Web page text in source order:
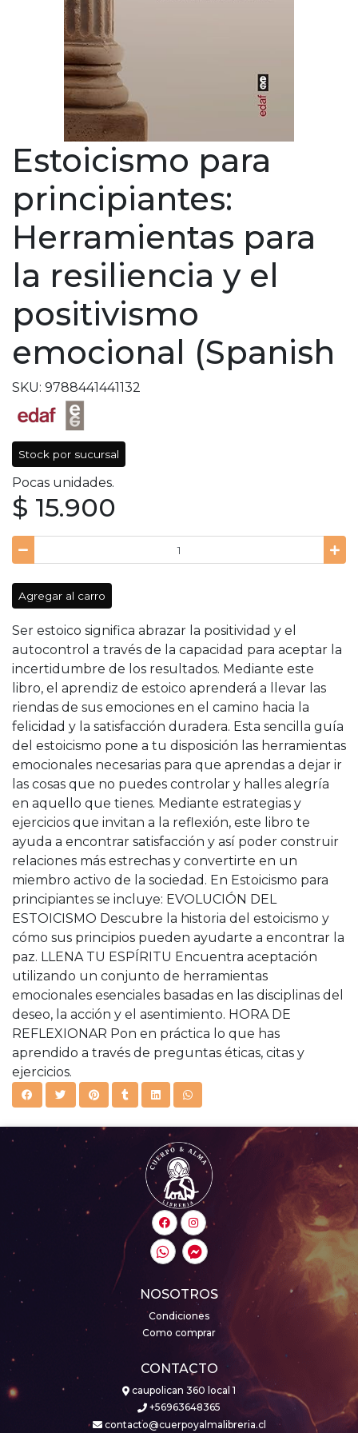
Estoicismo para
principiantes:
Herramientas para
la resiliencia y el
positivismo
emocional (Spanish
SKU: 9788441441132
Stock por sucursal
Pocas unidades.
$ 15.900
Agregar al carro
Ser estoico significa abrazar la positividad y el
autocontrol a través de la capacidad para aceptar la
incertidumbre de los resultados. Mediante este
libro, el aprendiz de estoico aprenderá a llevar las
riendas de sus emociones en el camino hacia la
felicidad y la satisfacción duradera. Esta sencilla guía
del estoicismo pone a tu disposición las herramientas
emocionales necesarias para que aprendas a dejar ir
las cosas que no puedes controlar y halles alegría
en aquello que tienes. Mediante estrategias y
ejercicios que invitan a la reflexión, este libro te
ayuda a encontrar satisfacción y así poder construir
relaciones más estrechas y convertirte en un
miembro activo de la sociedad. En Estoicismo para
principiantes se incluye: EVOLUCIÓN DEL
ESTOICISMO Descubre la historia del estoicismo y
cómo sus principios pueden ayudarte a encontrar la
paz. LLENA TU ESPÍRITU Encuentra aceptación
utilizando un conjunto de herramientas
emocionales esenciales basadas en las disciplinas del
deseo, la acción y el asentimiento. HORA DE
REFLEXIONAR Pon en práctica lo que has
aprendido a través de preguntas éticas, citas y
ejercicios.
NOSOTROS
Condiciones
Como comprar
CONTACTO
caupolican 360 local 1
+56963648365
contacto@cuerpoyalmalibreria.cl